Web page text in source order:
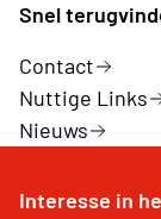
Snel
Contact
Nuttige Links
Nieuws
Interesse in